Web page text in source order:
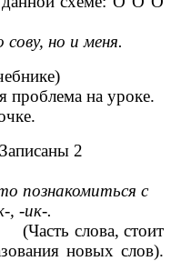
но и меня.
проблема на уроке.
2
познакомиться с
, -ик-.
слова, стоит
новых слов).